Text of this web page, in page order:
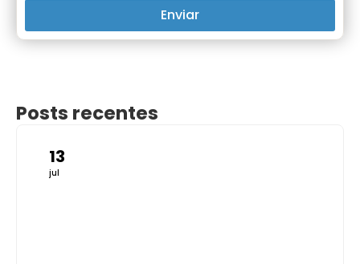
Enviar
Posts recentes
13
jul